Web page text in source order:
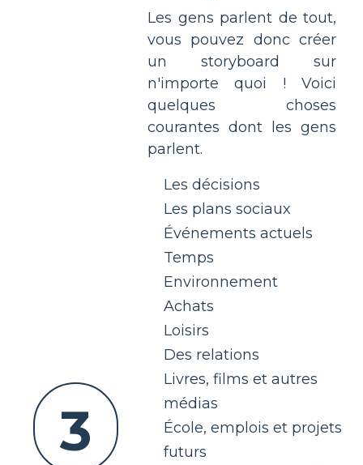
3
Les gens parlent de tout,
vous pouvez donc créer
un storyboard sur
n'importe quoi ! Voici
quelques choses
courantes dont les gens
parlent.
Les décisions
Les plans sociaux
Événements actuels
Temps
Environnement
Achats
Loisirs
Des relations
Livres, films et autres
médias
École, emplois et projets
futurs